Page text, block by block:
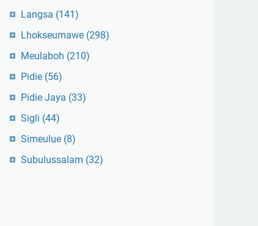
Langsa (141)
Lhokseumawe (298)
Meulaboh (210)
Pidie (56)
Pidie Jaya (33)
Sigli (44)
Simeulue (8)
Subulussalam (32)